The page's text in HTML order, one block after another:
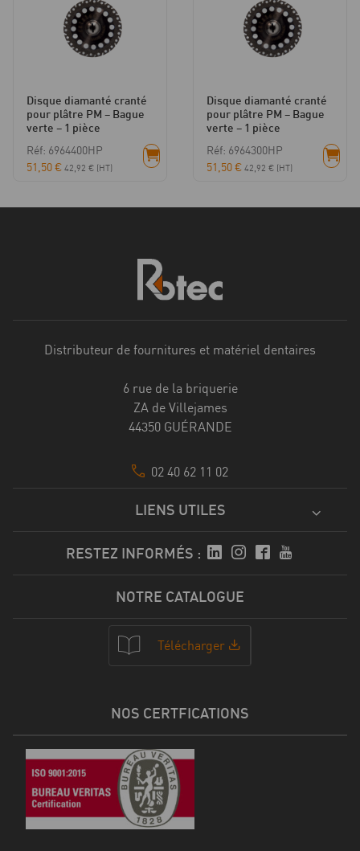
Disque diamanté cranté
pour plâtre PM – Bague
verte – 1 pièce
Réf: 6964400HP
51,50€ 42,92 € (HT)
Disque diamanté cranté
pour plâtre PM – Bague
verte – 1 pièce
Réf: 6964300HP
51,50€ 42,92 € (HT)
Distributeur de fournitures et matériel dentaires
6 rue de la briquerie
ZA de Villejames
44350 GUÉRANDE
02 40 62 11 02
LIENS UTILES
RESTEZ INFORMÉS :
NOTRE CATALOGUE
Télécharger
NOS CERTFICATIONS